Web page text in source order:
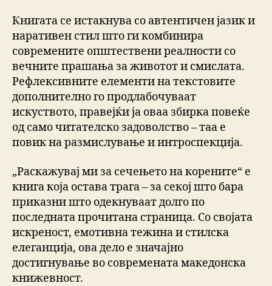
Книгата се истакнува со автентичен јазик и
наративен стил што ги комбинира
современите општествени реалности со
вечните прашања за животот и смислата.
Рефлексивните елементи на текстовите
дополнително го продлабочуваат
искуството, правејќи ја оваа збирка повеќе
од само читателско задоволство – таа е
повик на размислување и интроспекција.
„Раскажувај ми за сечењето на корените“ е
книга која остава трага – за секој што бара
приказни што одекнуваат долго по
последната прочитана страница. Со својата
искреност, емотивна тежина и стилска
елеганција, ова дело е значајно
достигнување во современата македонска
книжевност.